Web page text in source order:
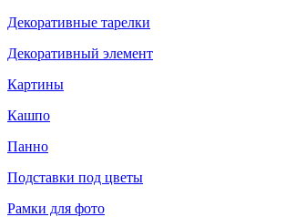
Декоративные тарелки
Декоративный элемент
Картины
Кашпо
Панно
Подставки под цветы
Рамки для фото